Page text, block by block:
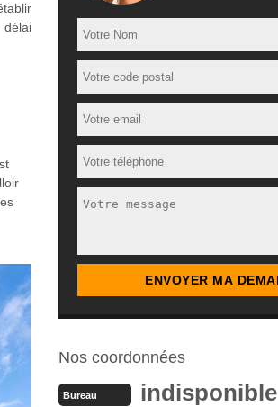
Nos coordonnées
Bureau indisponible